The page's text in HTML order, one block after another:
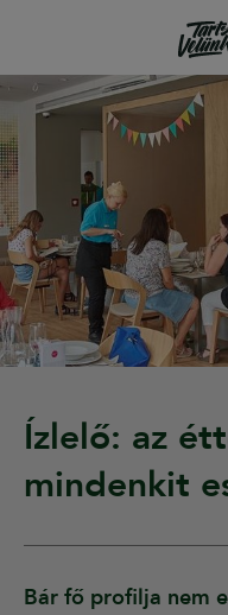
Ízlelő: az
mindenkit
Bár fő profilja nem